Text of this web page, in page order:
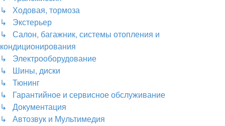
↳ Ходовая, тормоза
↳ Экстерьер
↳ Салон, багажник, системы отопления и
кондиционирования
↳ Электрооборудование
↳ Шины, диски
↳ Тюнинг
↳ Гарантийное и сервисное обслуживание
↳ Документация
↳ Автозвук и Мультимедия